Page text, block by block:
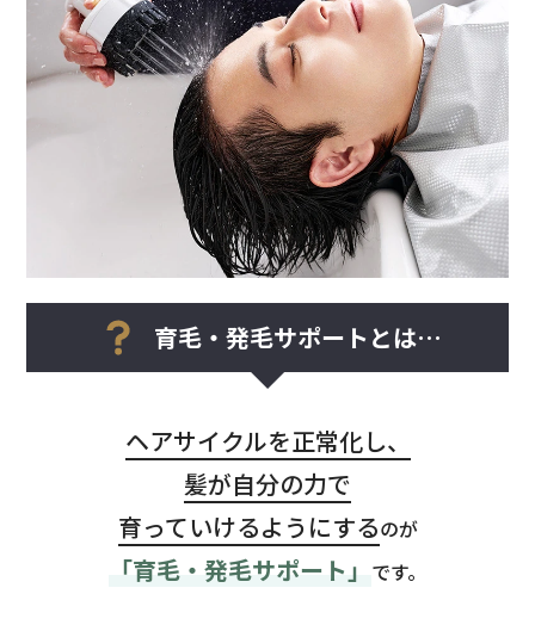
育毛・発毛サポートとは…
ヘアサイクルを正常化し、
髪が自分の力で
育っていけるようにするのが
「育毛・発毛サポート」 です。